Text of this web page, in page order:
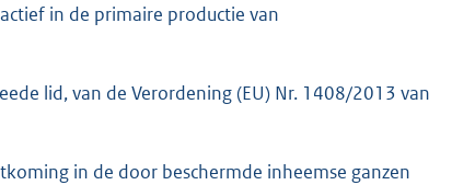
in de primaire productie van
lid, van de Verordening (EU) Nr. 1408/2013 van
in de door beschermde inheemse ganzen